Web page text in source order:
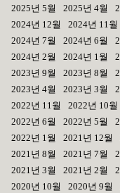
2025년 5월
2025년 4월
2024년 12월
2024년 11월
2024년 7월
2024년 6월
2024년 2월
2024년 1월
2023년 9월
2023년 8월
2023년 4월
2023년 3월
2022년 11월
2022년 10월
2022년 6월
2022년 5월
2022년 1월
2021년 12월
2021년 8월
2021년 7월
2021년 3월
2021년 2월
2020년 10월
2020년 9월